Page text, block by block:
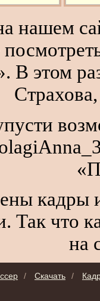
нашем
В этом
кадры
Так что
на
/ Скачать /